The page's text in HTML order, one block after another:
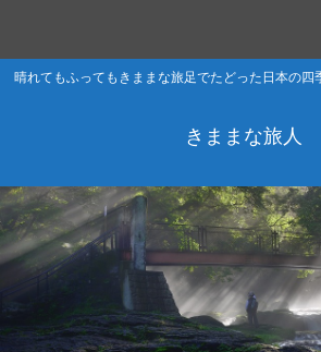
晴れてもふってもきままな旅足でたどった日本の四
きままな旅人